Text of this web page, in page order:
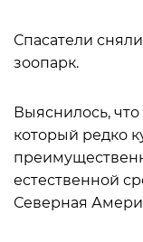
Спасатели
зоопарк.
Выяснилось,
который редко
естественной
Северная